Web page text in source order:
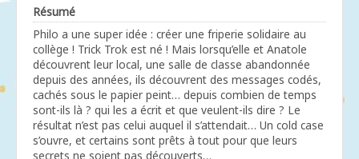
Résumé
Philo a une super idée : créer une friperie solidaire au
collège ! Trick Trok est né ! Mais lorsqu’elle et Anatole
découvrent leur local, une salle de classe abandonnée
depuis des années, ils découvrent des messages codés,
cachés sous le papier peint… depuis combien de temps
sont-ils là ? qui les a écrit et que veulent-ils dire ? Le
résultat n’est pas celui auquel il s’attendait… Un cold case
s’ouvre, et certains sont prêts à tout pour que leurs
secrets ne soient pas découverts…